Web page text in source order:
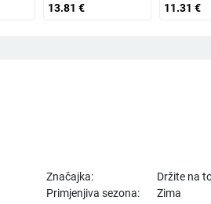
13.81 € 11.31 €
Značajka:
Držite na
Primjenjiva sezona:
Zima